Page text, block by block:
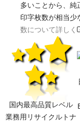
多いことから、純
印字枚数が相当少
数について詳しく
国内最高品質レベル
業務用リサイクルトナ